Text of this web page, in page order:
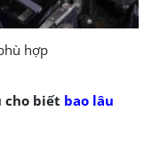
hợp
cho biết bao lâu